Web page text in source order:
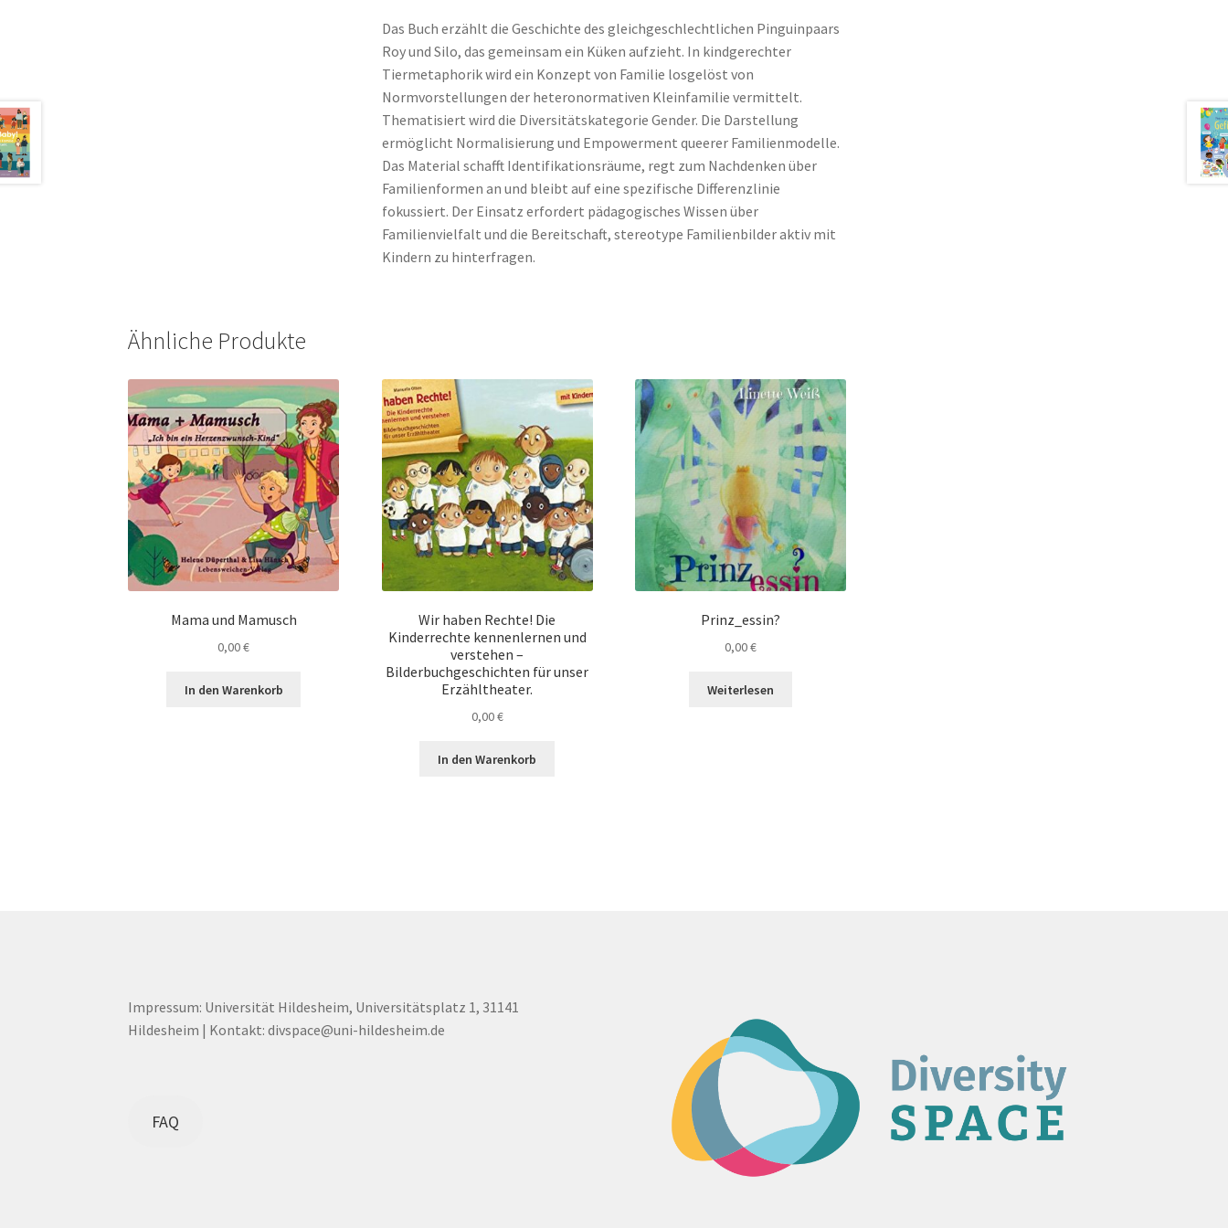
Das Buch erzählt die Geschichte des gleichgeschlechtlichen Pinguinpaars
Roy und Silo, das gemeinsam ein Küken aufzieht. In kindgerechter
Tiermetaphorik wird ein Konzept von Familie losgelöst von
Normvorstellungen der heteronormativen Kleinfamilie vermittelt.
Thematisiert wird die Diversitätskategorie Gender. Die Darstellung
ermöglicht Normalisierung und Empowerment queerer Familienmodelle.
Das Material schafft Identifikationsräume, regt zum Nachdenken über
Familienformen an und bleibt auf eine spezifische Differenzlinie
fokussiert. Der Einsatz erfordert pädagogisches Wissen über
Familienvielfalt und die Bereitschaft, stereotype Familienbilder aktiv mit
Kindern zu hinterfragen.
Ähnliche Produkte
Mama und Mamusch
0,00€
In den Warenkorb
Wir haben Rechte! Die
Kinderrechte kennenlernen und
verstehen –
Bilderbuchgeschichten für unser
Erzähltheater.
0,00€
In den Warenkorb
Prinz_essin?
0,00€
Weiterlesen
Impressum: Universität Hildesheim, Universitätsplatz 1, 31141
Hildesheim | Kontakt: divspace@uni-hildesheim.de
FAQ